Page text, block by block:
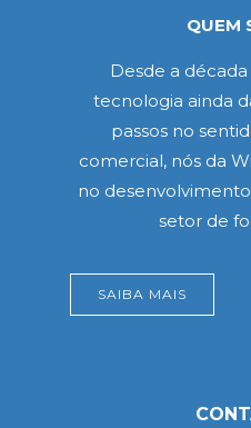
QUEM
Desde a
tecnologia ainda
passos no
comercial, nós da
no
setor de
SAIBA MAIS